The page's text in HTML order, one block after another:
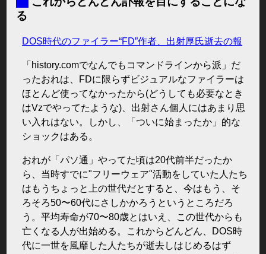
る
DOS時代のファイラー“FD”作者、出射厚氏逝去の報
「history.comでなんでもコマンドラインから派」だ
ったおれは、FDに限らずビジュアルなファイラーは
ほとんど使ってなかったから(どうしても必要なとき
はVzでやってたような)、出射さん個人にはあまり思
い入れはない。しかし、「ついに始まったか」的な
ショックはある。
おれが「パソ通」やってた頃は20代前半だったか
ら、当時すでに"フリーウェア"活動をしていた人たち
はもうちょっと上の世代だとすると、今はもう、そ
ろそろ50〜60代にさしかかろうというところだろ
う。平均寿命が70〜80歳とはいえ、この世代からも
亡くなる人が出始める。これからどんどん、DOS時
代に一世を風靡した人たちが逝去しはじめるはず